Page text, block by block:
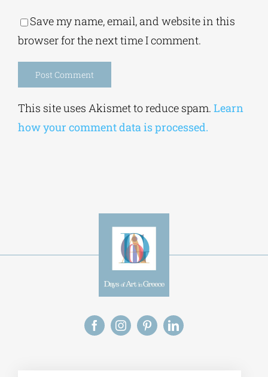
Save my name, email, and website in this
browser for the next time I comment.
This site uses Akismet to reduce spam. Learn
how your comment data is processed.